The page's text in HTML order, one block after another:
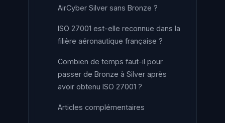
AirCyber Silver sans Bronze ?
ISO 27001 est-elle reconnue dans la
filière aéronautique française ?
Combien de temps faut-il pour
passer de Bronze à Silver après
avoir obtenu ISO 27001 ?
Articles complémentaires